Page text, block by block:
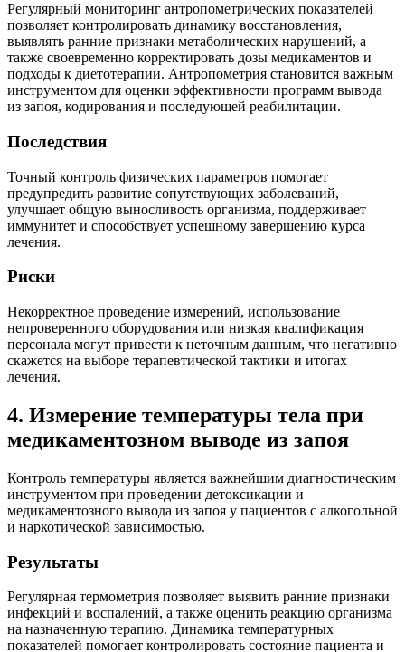
Регулярный мониторинг антропометрических показателей
позволяет контролировать динамику восстановления,
выявлять ранние признаки метаболических нарушений, а
также своевременно корректировать дозы медикаментов и
подходы к диетотерапии. Антропометрия становится важным
инструментом для оценки эффективности программ вывода
из запоя, кодирования и последующей реабилитации.
Последствия
Точный контроль физических параметров помогает
предупредить развитие сопутствующих заболеваний,
улучшает общую выносливость организма, поддерживает
иммунитет и способствует успешному завершению курса
лечения.
Риски
Некорректное проведение измерений, использование
непроверенного оборудования или низкая квалификация
персонала могут привести к неточным данным, что негативно
скажется на выборе терапевтической тактики и итогах
лечения.
4. Измерение температуры тела при
медикаментозном выводе из запоя
Контроль температуры является важнейшим диагностическим
инструментом при проведении детоксикации и
медикаментозного вывода из запоя у пациентов с алкогольной
и наркотической зависимостью.
Результаты
Регулярная термометрия позволяет выявить ранние признаки
инфекций и воспалений, а также оценить реакцию организма
на назначенную терапию. Динамика температурных
показателей помогает контролировать состояние пациента и